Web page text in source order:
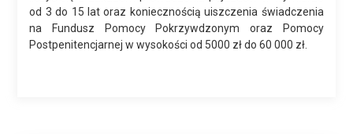
od 3 do 15 lat oraz koniecznością uiszczenia świadczenia
na Fundusz Pomocy Pokrzywdzonym oraz Pomocy
Postpenitencjarnej w wysokości od 5000 zł do 60 000 zł.